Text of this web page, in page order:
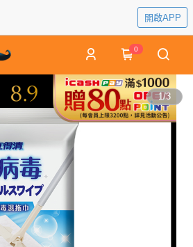
開啟APP
0
1/3